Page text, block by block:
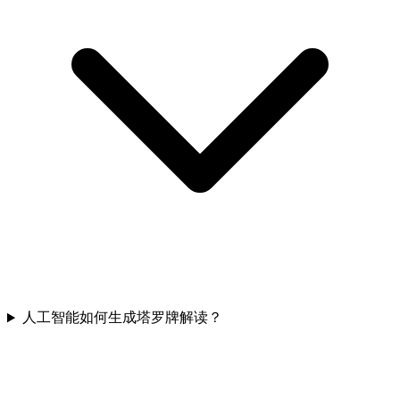
人工智能如何生成塔罗牌解读？